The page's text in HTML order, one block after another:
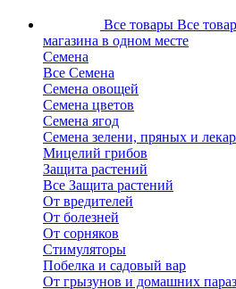
Все товары Все
магазина в одном месте
Семена
Все Семена
Семена овощей
Семена цветов
Семена ягод
Семена зелени, пряных и
Мицелий грибов
Защита растений
Все Защита растений
От вредителей
От болезней
От сорняков
Стимуляторы
Побелка и садовый вар
От грызунов и домашних